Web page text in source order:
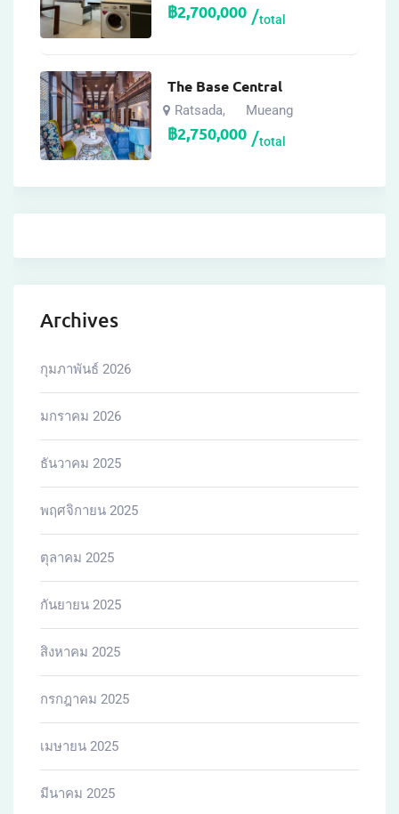
฿2,700,000 total
The Base Central
Ratsada, Mueang
฿2,750,000 total
Archives
กุมภาพันธ์ 2026
มกราคม 2026
ธันวาคม 2025
พฤศจิกายน 2025
ตุลาคม 2025
กันยายน 2025
สิงหาคม 2025
กรกฎาคม 2025
เมษายน 2025
มีนาคม 2025